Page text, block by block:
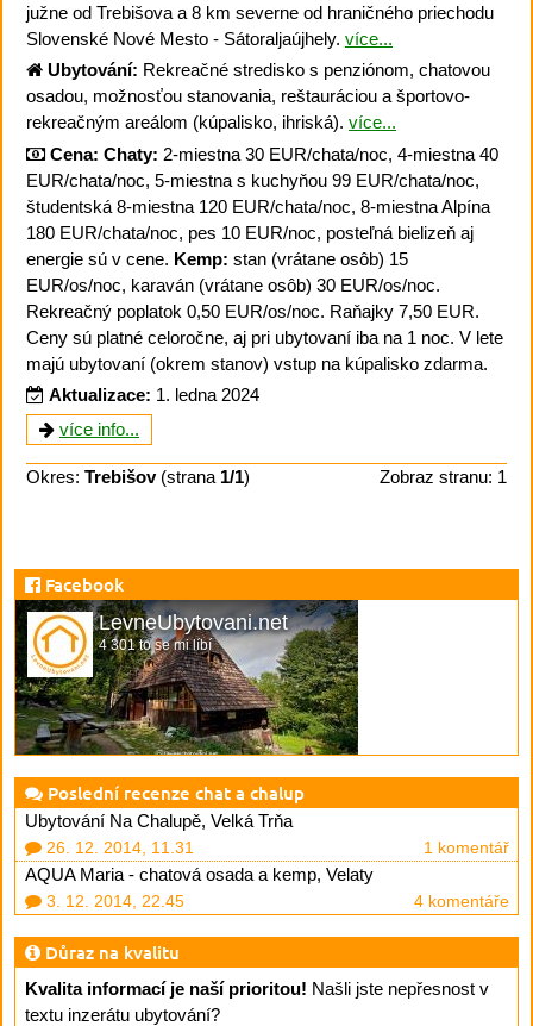
južne od Trebišova a 8 km severne od hraničného priechodu
Slovenské Nové Mesto - Sátoraljaújhely. více...
Ubytování: Rekreačné stredisko s penziónom, chatovou
osadou, možnosťou stanovania, reštauráciou a športovo-
rekreačným areálom (kúpalisko, ihriská). více...
Cena: Chaty: 2-miestna 30 EUR/chata/noc, 4-miestna 40
EUR/chata/noc, 5-miestna s kuchyňou 99 EUR/chata/noc,
študentská 8-miestna 120 EUR/chata/noc, 8-miestna Alpína
180 EUR/chata/noc, pes 10 EUR/noc, posteľná bielizeň aj
energie sú v cene. Kemp: stan (vrátane osôb) 15
EUR/os/noc, karaván (vrátane osôb) 30 EUR/os/noc.
Rekreačný poplatok 0,50 EUR/os/noc. Raňajky 7,50 EUR.
Ceny sú platné celoročne, aj pri ubytovaní iba na 1 noc. V lete
majú ubytovaní (okrem stanov) vstup na kúpalisko zdarma.
Aktualizace: 1. ledna 2024
více info...
Okres: Trebišov(strana 1/1) Zobraz stranu: 1
Facebook
LevneUbytovani.net
4 301 to se mi líbí
Poslední recenze chat a chalup
Ubytování Na Chalupě, Velká Trňa
26. 12. 2014, 11.31 1 komentář
AQUA Maria - chatová osada a kemp, Velaty
3. 12. 2014, 22.45 4 komentáře
Důraz na kvalitu
Kvalita informací je naší prioritou! Našli jste nepřesnost v
textu inzerátu ubytování?